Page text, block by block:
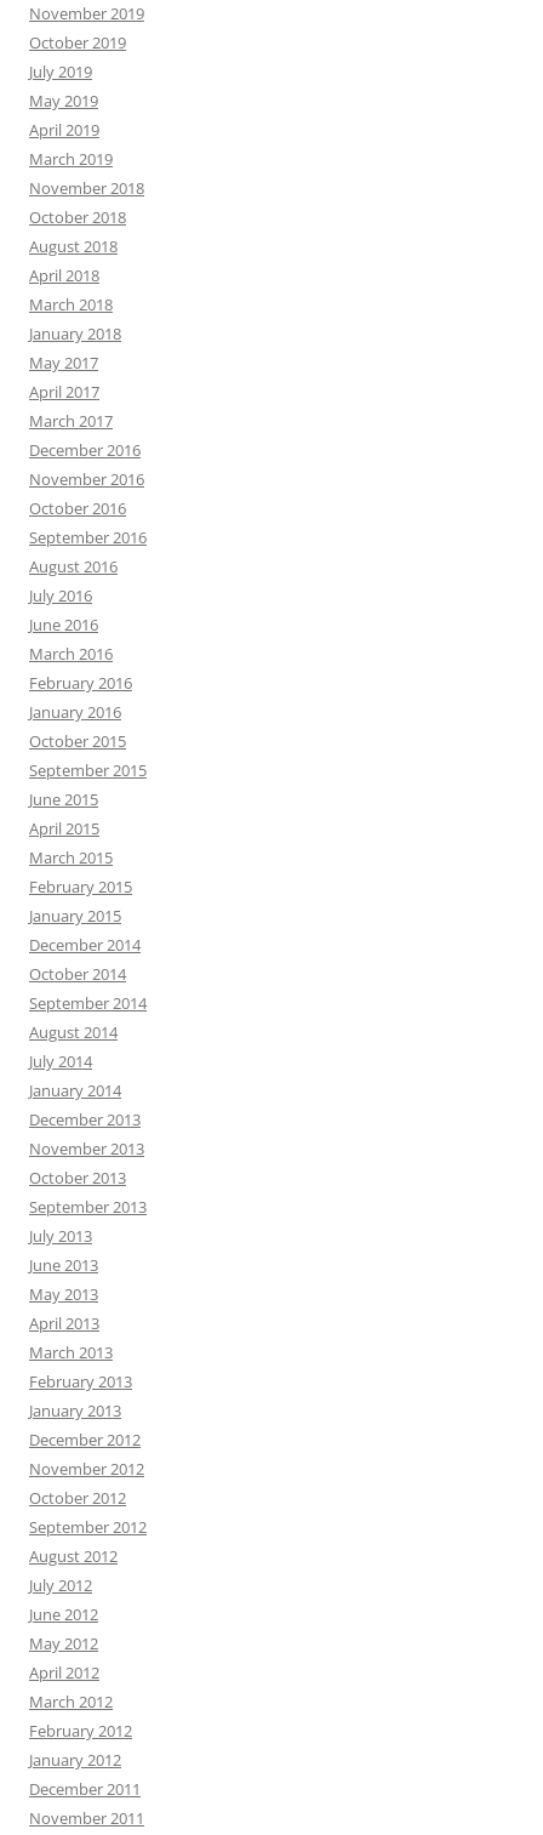
November 2019
October 2019
July 2019
May 2019
April 2019
March 2019
November 2018
October 2018
August 2018
April 2018
March 2018
January 2018
May 2017
April 2017
March 2017
December 2016
November 2016
October 2016
September 2016
August 2016
July 2016
June 2016
March 2016
February 2016
January 2016
October 2015
September 2015
June 2015
April 2015
March 2015
February 2015
January 2015
December 2014
October 2014
September 2014
August 2014
July 2014
January 2014
December 2013
November 2013
October 2013
September 2013
July 2013
June 2013
May 2013
April 2013
March 2013
February 2013
January 2013
December 2012
November 2012
October 2012
September 2012
August 2012
July 2012
June 2012
May 2012
April 2012
March 2012
February 2012
January 2012
December 2011
November 2011